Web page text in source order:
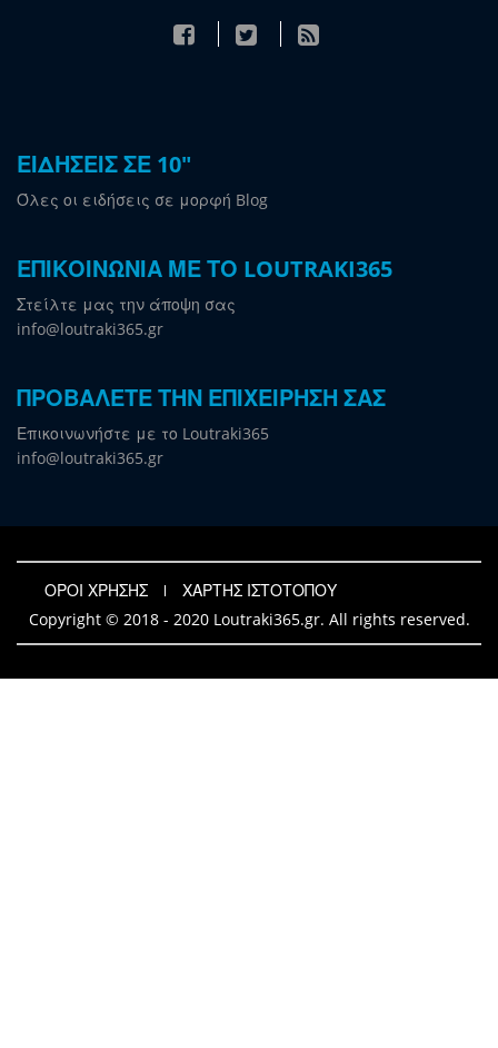
ΕΙΔΗΣΕΙΣ ΣΕ 10"
Όλες οι ειδήσεις σε μορφή Blog
ΕΠΙΚΟΙΝΩΝΙΑ ΜΕ ΤΟ LOUTRAKI365
Στείλτε μας την άποψη σας
info@loutraki365.gr
ΠΡΟΒΑΛΕΤΕ ΤΗΝ ΕΠΙΧΕΙΡΗΣΗ ΣΑΣ
Επικοινωνήστε με το Loutraki365
info@loutraki365.gr
ΟΡΟΙ ΧΡΗΣΗΣ
ΧΑΡΤΗΣ ΙΣΤΟΤΟΠΟΥ
Copyright © 2018 - 2020 Loutraki365.gr. All rights reserved.